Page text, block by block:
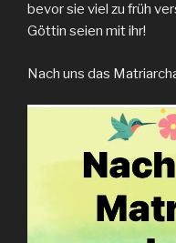
bevor sie viel zu früh
Göttin seien mit ihr!
Nach uns das